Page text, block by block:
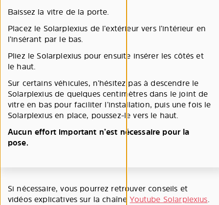
Baissez la vitre de la porte.
Placez le Solarplexius de l’extérieur vers l’intérieur en
l’insérant par le bas.
Pliez le Solarplexius pour ensuite insérer les côtés et
le haut.
Sur certains véhicules, n’hésitez pas à descendre le
Solarplexius de quelques centimètres dans le joint de
vitre en bas pour faciliter l’installation, puis une fois le
Solarplexius en place, poussez-le vers le haut.
Aucun effort important n’est nécessaire pour la
pose.
Si nécessaire, vous pourrez retrouver conseils et
vidéos explicatives sur la chaîneYoutube Solarplexius.